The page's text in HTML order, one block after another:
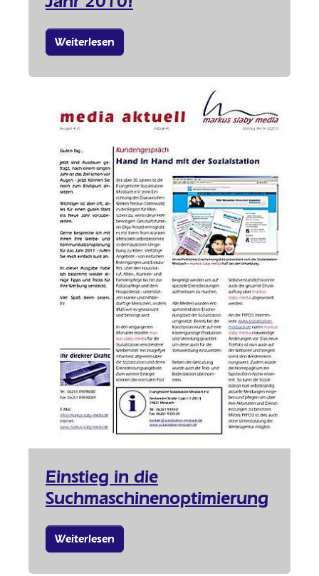
Weiterlesen
Einstieg in die
Suchmaschinenoptimierung
Weiterlesen